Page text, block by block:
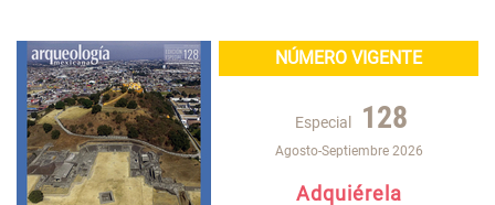
NÚMERO VIGENTE
Especial 128
Agosto-Septiembre 2026
Adquiérela